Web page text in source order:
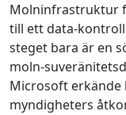
Molninfrastruktur
till ett
steget bara är en
Microsoft erkände
myndigheters